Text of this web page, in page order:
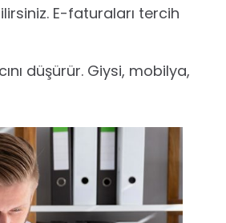
E-faturaları tercih
düşürür. Giysi, mobilya,